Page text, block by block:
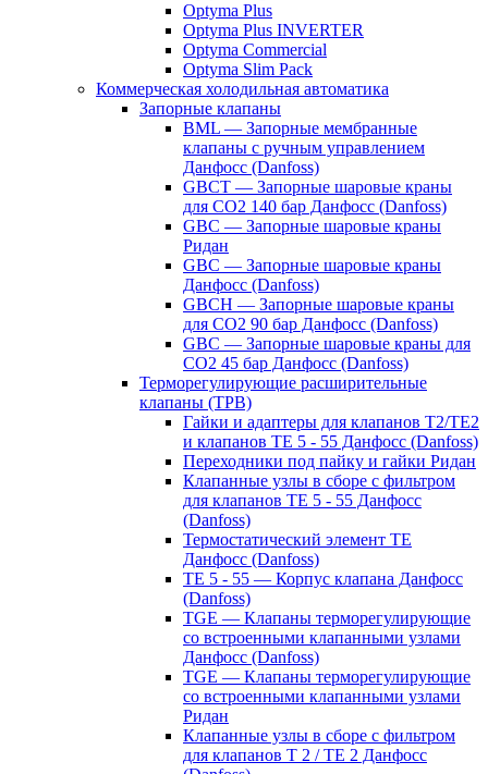
Optyma Plus
Optyma Plus INVERTER
Optyma Commercial
Optyma Slim Pack
Коммерческая холодильная автоматика
Запорные клапаны
BML — Запорные мембранные
клапаны с ручным управлением
Данфосс (Danfoss)
GBCT — Запорные шаровые краны
для CO2 140 бар Данфосс (Danfoss)
GBC — Запорные шаровые краны
Ридан
GBC — Запорные шаровые краны
Данфосс (Danfoss)
GBCH — Запорные шаровые краны
для CO2 90 бар Данфосс (Danfoss)
GBC — Запорные шаровые краны для
CO2 45 бар Данфосс (Danfoss)
Терморегулирующие расширительные
клапаны (ТРВ)
Гайки и адаптеры для клапанов T2/TE2
и клапанов TE 5 - 55 Данфосс (Danfoss)
Переходники под пайку и гайки Ридан
Клапанные узлы в сборе с фильтром
для клапанов TE 5 - 55 Данфосс
(Danfoss)
Термостатический элемент TE
Данфосс (Danfoss)
TE 5 - 55 — Корпус клапана Данфосс
(Danfoss)
TGE — Клапаны терморегулирующие
со встроенными клапанными узлами
Данфосс (Danfoss)
TGE — Клапаны терморегулирующие
со встроенными клапанными узлами
Ридан
Клапанные узлы в сборе с фильтром
для клапанов T 2 / TE 2 Данфосс